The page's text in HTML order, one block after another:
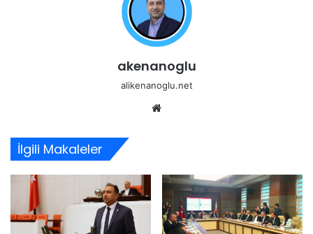
akenanoglu
alikenanoglu.net
İlgili Makaleler